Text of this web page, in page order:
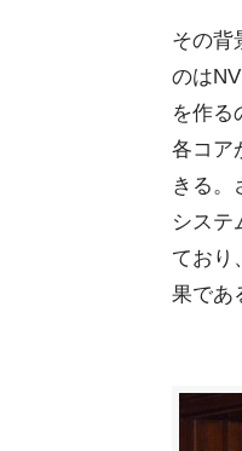
その背
のは
を作る
各コア
きる。
システ
ており
果であ